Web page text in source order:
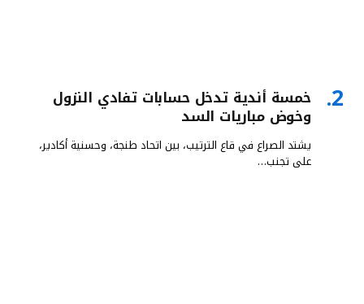
خمسة أندية تدخل حسابات تفادي النزول
وخوض مباريات السد
يشتد الصراع في قاع الترتيب، بين اتحاد طنجة، وحسنية أكادير،
على تجنب…